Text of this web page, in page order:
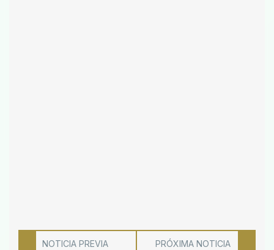
NOTICIA PREVIA PRÓXIMA NOTICIA